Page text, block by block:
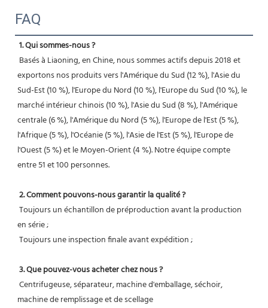
FAQ
1. Qui sommes-nous ?
exportons nos produits vers l'Amérique du Sud (12 %), l'Asie du
Sud-Est (10 %), l'Europe du Nord (10 %), l'Europe du Sud (10 %), le
marché intérieur chinois (10 %), l'Asie du Sud (8 %), l'Amérique
centrale (6 %), l'Amérique du Nord (5 %), l'Europe de l'Est (5 %),
l'Afrique (5 %), l'Océanie (5 %), l'Asie de l'Est (5 %), l'Europe de
l'Ouest (5 %) et le Moyen-Orient (4 %). Notre équipe compte
entre 51 et 100 personnes.
2. Comment pouvons-nous garantir la qualité ?
en série ;
Toujours une inspection finale avant expédition ;
3. Que pouvez-vous acheter chez nous ?
machine de remplissage et de scellage